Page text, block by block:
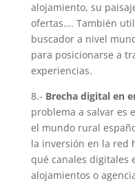
alojamiento, su
ofertas…. También
buscador a nivel
para posicionarse a
experiencias.
8.- Brecha digital en
problema a salvar es
el mundo rural
la inversión en la red
qué canales digitales
alojamientos o